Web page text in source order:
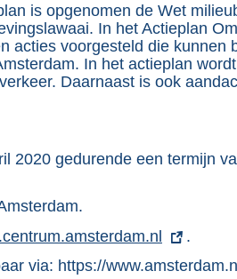
t
e
:
K
is opgenomen de Wet
In het Actieplan
acties voorgesteld die kunnen
In het actieplan
Daarnaast is ook
2020 gedurende een termijn
.
via: https://